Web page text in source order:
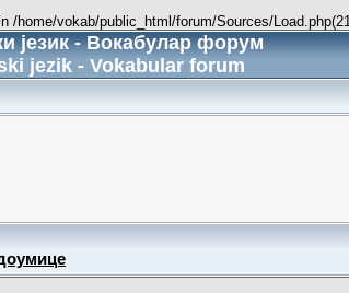
home/vokab/public_html/forum/Sources/
језик - Вокабулар форум
jezik - Vokabular forum